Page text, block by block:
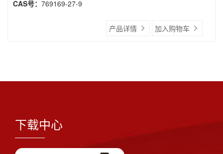
CAS号： 769169-27-9
产品详情 加入购物车
下载中心